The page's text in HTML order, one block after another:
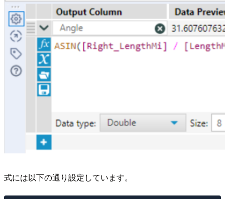
式には以下の通り設定しています。